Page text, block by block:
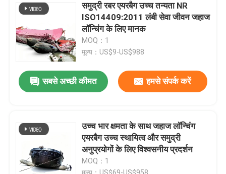
समुद्री रबर एयरबैग उच्च तन्यता NR
ISO14409:2011 लंबी सेवा जीवन जहाज
लॉन्चिंग के लिए मानक
MOQ：1
मूल्य：US$9-US$988
सबसे अच्छी कीमत हमसे संपर्क करें
उच्च भार क्षमता के साथ जहाज लॉन्चिंग
एयरबैग उच्च स्थायित्व और समुद्री
अनुप्रयोगों के लिए विश्वसनीय प्रदर्शन
MOQ：1